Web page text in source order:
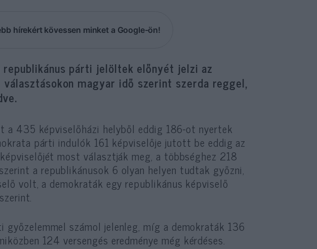
hírekért kövessen minket a Google-ön!
párti jelöltek előnyét jelzi az
magyar idő szerint szerda reggel,
a 435 képviselőházi helyből eddig 186-ot nyertek
párti indulók 161 képviselője jutott be eddig az
most választják meg, a többséghez 218
a republikánusok 6 olyan helyen tudtak győzni,
volt, a demokraták egy republikánus képviselő
győzelemmel számol jelenleg, míg a demokraták 136
124 versengés eredménye még kérdéses.